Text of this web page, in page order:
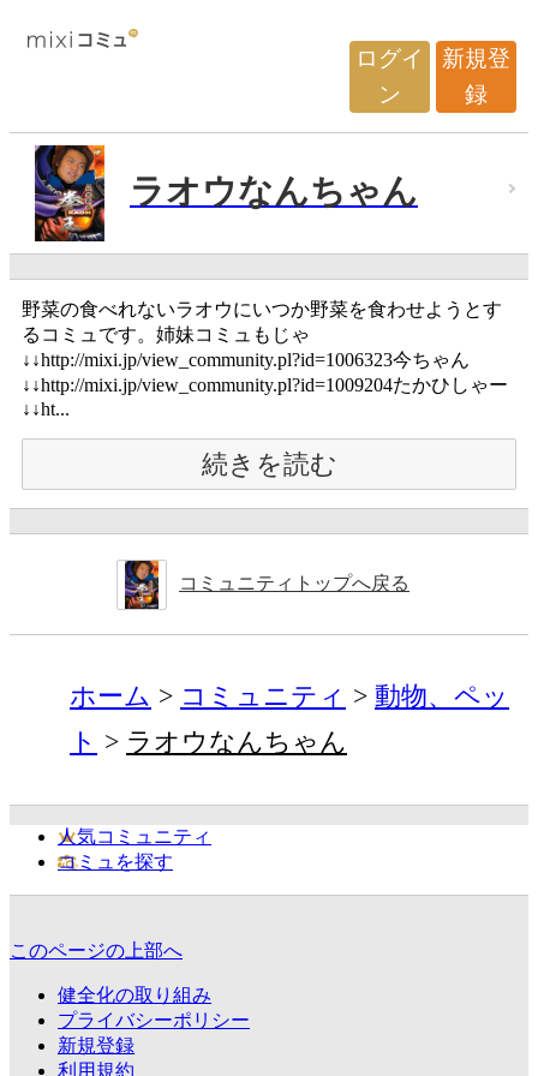
ログイ
ン
新規登
録
ラオウなんちゃん
野菜の食べれないラオウにいつか野菜を食わせようとす
るコミュです。姉妹コミュもじゃ
↓↓http://mixi.jp/view_community.pl?id=1006323今ちゃん
↓↓http://mixi.jp/view_community.pl?id=1009204たかひしゃー
↓↓ht...
続きを読む
コミュニティトップへ戻る
ホーム コミュニティ
動物、ペッ
ト
ラオウなんちゃん
人気コミュニティ
コミュを探す
このページの上部へ
健全化の取り組み
プライバシーポリシー
新規登録
利用規約